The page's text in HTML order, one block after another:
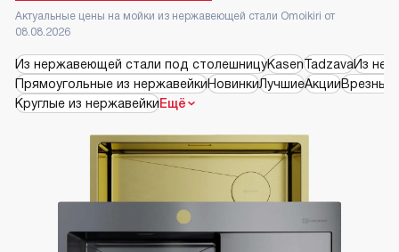
Актуальные цены на мойки из нержавеющей стали Omoikiri от
08.08.2026
Из нержавеющей стали под столешницуKasenTadzavaИз
Прямоугольные из нержавейкиНовинкиЛучшиеАкцииВрезные
Круглые из нержавейкиЕщё